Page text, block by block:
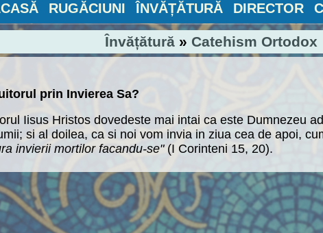
RUGĂCIUNI ÎNVĂȚĂTURĂ DIRECTOR
Învățătură» Catehism Ortodox
prin Invierea Sa?
Iisus Hristos dovedeste mai intai ca este Dumnezeu
si al doilea, ca si noi vom invia in ziua cea de apoi,
invierii mortilor facandu-se"(I Corinteni 15, 20).